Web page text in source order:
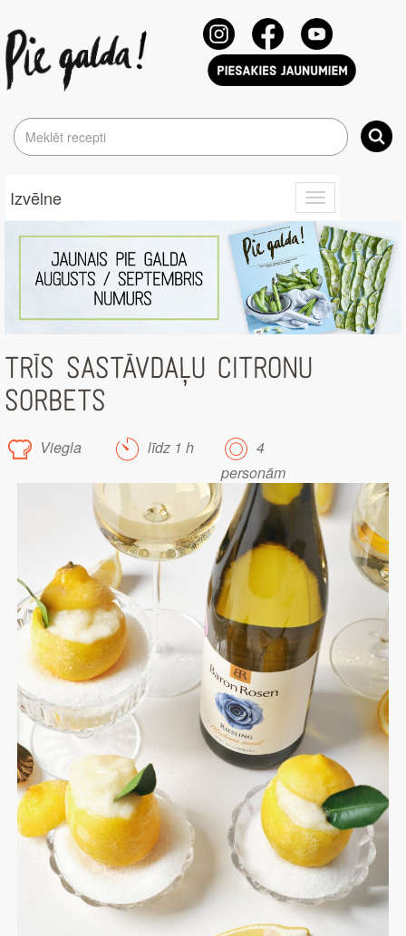
Toggle
navigation
Izvēlne
TRĪS SASTĀVDAĻU CITRONU
SORBETS
Viegla līdz 1 h
4
personām